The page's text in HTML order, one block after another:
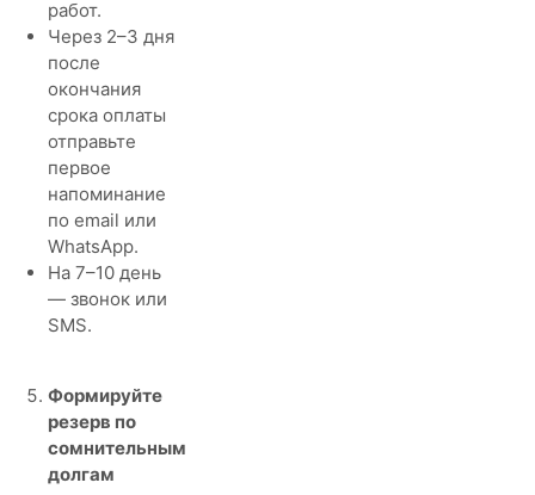
работ.
Через 2–3 дня
после
окончания
срока оплаты
отправьте
первое
напоминание
по email или
WhatsApp.
На 7–10 день
— звонок или
SMS.
Формируйте
резерв по
сомнительным
долгам